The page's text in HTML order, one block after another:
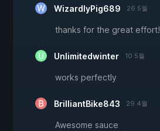
WizardlyPig689 26 5월
thanks for the great effort!
Unlimitedwinter 10 5월
works perfectly
BrilliantBike843 29 4월
Awesome sauce